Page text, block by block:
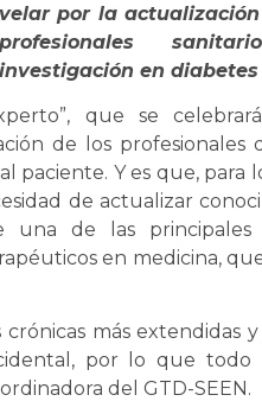
velar por la
profesionales
investigación en diabetes
que se
de los profesionales
paciente. Y es que, para
de actualizar
una de las principales
en medicina,
más extendidas
por lo que todo
del GTD-SEEN.